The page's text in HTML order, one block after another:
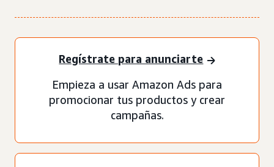
Regístrate para anunciarte
Empieza a usar Amazon Ads para
promocionar tus productos y crear
campañas.